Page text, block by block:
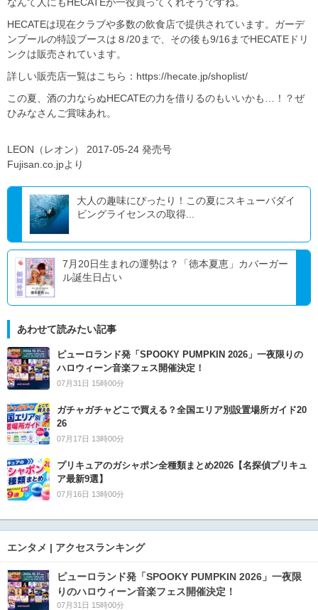
HECATEは現在クラブや多数の飲食店で提供されています。ガーデ
ンプールの特設ブースは８/20まで、その後も9/16までHECATEドリ
ンクは販売されています。
詳しい販売店一覧はこちら：https://hecate.jp/shoplist/
この夏、酒の力ならぬHECATEの力を借りるのもいいかも…！？ぜ
ひみなさんご賞味あれ。
LEON（レオン） 2017-05-24 発売号
Fujisan.co.jpより
大人の趣味にぴったり！この夏にスキューバダイ
ビングライセンスの取得...
7月20日生まれの運勢は？「徳本夏恵」カバーガー
ル誕生日占い
あわせて読みたい記事
ピューロランド発「SPOOKY PUMPKIN 2026」一夜限りの
ハロウィーン音楽フェス開催決定！
07月31日 15時00分
ガチャガチャどこで買える？全国エリア別設置場所ガイド20
26
07月17日 13時00分
プリキュアのガシャポン全種類まとめ2026【名探偵プリキュ
ア最新9選】
07月16日 13時00分
エンタメ | アクセスランキング
ピューロランド発「SPOOKY PUMPKIN 2026」一夜限
りのハロウィーン音楽フェス開催決定！
07月31日 15時00分